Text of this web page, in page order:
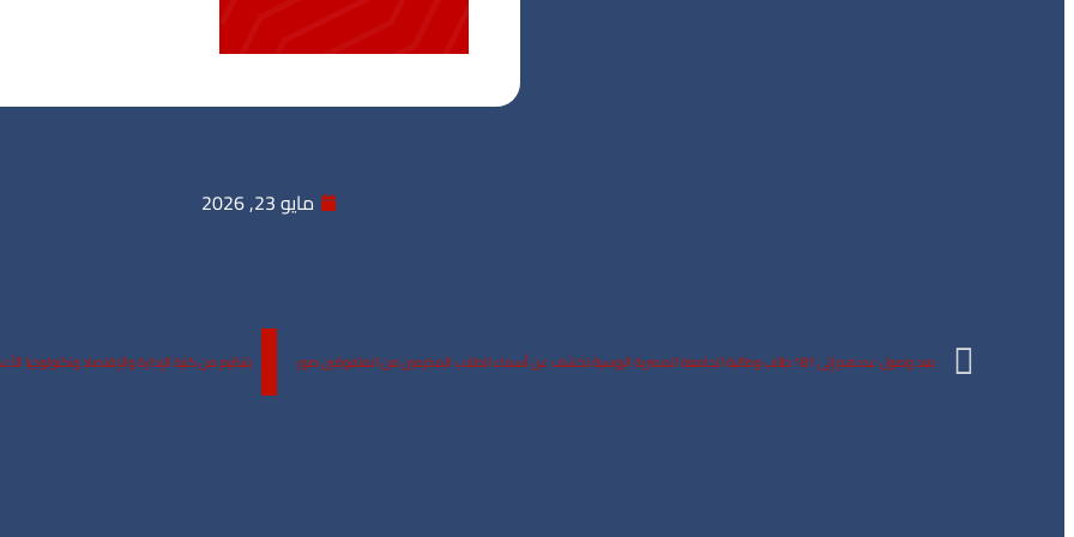
مايو 23, 2026
بعد وصول عددهم إلى 181 طالب وطالبة الجامعة المصرية الروسية تكشف عن أسماء الطلاب المكرمين من المتفوقين صور بتنظيم من كلية الإدارة والإقتصاد وتكنولوجيا